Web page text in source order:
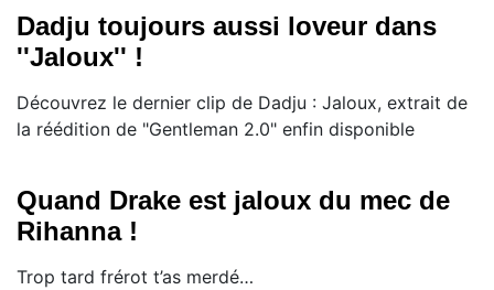
Dadju toujours aussi loveur dans
''Jaloux'' !
Découvrez le dernier clip de Dadju : Jaloux, extrait de
la réédition de "Gentleman 2.0" enfin disponible
Quand Drake est jaloux du mec de
Rihanna !
​Trop tard frérot t’as merdé…